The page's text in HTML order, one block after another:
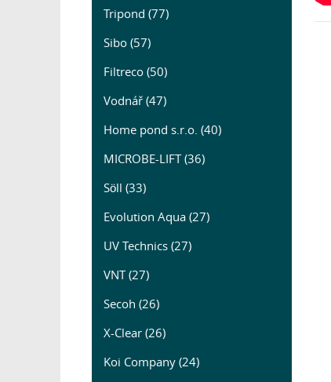
Tripond (77)
Sibo (57)
Filtreco (50)
Vodnář (47)
Home pond s.r.o. (40)
MICROBE-LIFT (36)
Söll (33)
Evolution Aqua (27)
UV Technics (27)
VNT (27)
Secoh (26)
X-Clear (26)
Koi Company (24)